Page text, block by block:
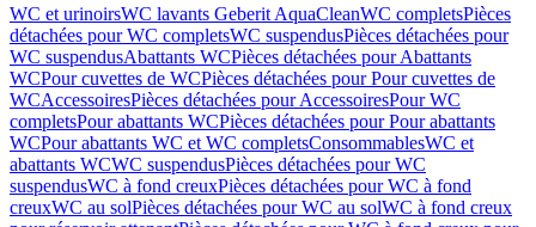
WC et urinoirsWC lavants Geberit AquaCleanWC completsPièces
détachées pour WC completsWC suspendusPièces détachées pour
WC suspendusAbattants WCPièces détachées pour Abattants
WCPour cuvettes de WCPièces détachées pour Pour cuvettes de
WCAccessoiresPièces détachées pour AccessoiresPour WC
completsPour abattants WCPièces détachées pour Pour abattants
WCPour abattants WC et WC completsConsommablesWC et
abattants WCWC suspendusPièces détachées pour WC
suspendusWC à fond creuxPièces détachées pour WC à fond
creuxWC au solPièces détachées pour WC au solWC à fond creux